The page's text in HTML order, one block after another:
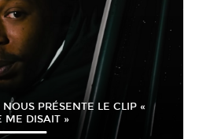
PRÉSENTE LE CLIP «
ME DISAIT »